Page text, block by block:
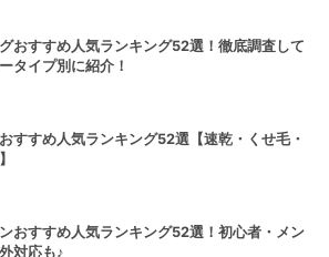
おすすめ人気ランキング52選！徹底調査して
タイプ別に紹介！
すすめ人気ランキング52選【速乾・くせ毛・
おすすめ人気ランキング52選！初心者・メン
対応も♪